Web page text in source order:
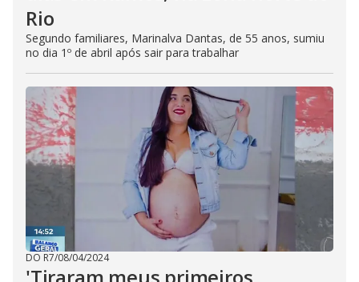
Rio
Segundo familiares, Marinalva Dantas, de 55 anos, sumiu
no dia 1º de abril após sair para trabalhar
DO R7/08/04/2024